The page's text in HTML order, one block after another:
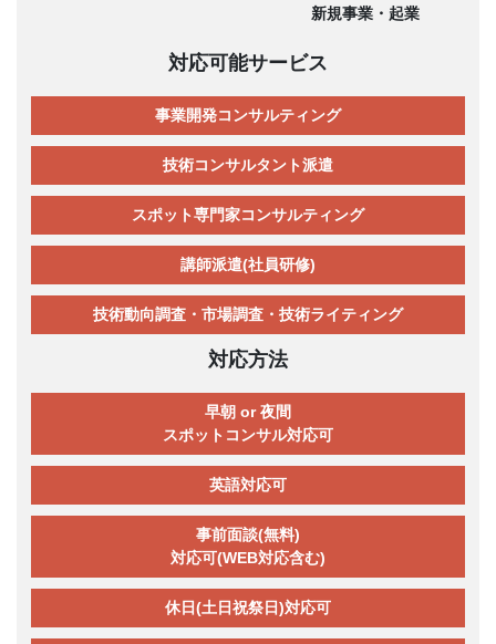
新規事業・起業
対応可能サービス
事業開発コンサルティング
技術コンサルタント派遣
スポット専門家コンサルティング
講師派遣(社員研修)
技術動向調査・市場調査・技術ライティング
対応方法
早朝 or 夜間
スポットコンサル対応可
英語対応可
事前面談(無料)
対応可(WEB対応含む)
休日(土日祝祭日)対応可